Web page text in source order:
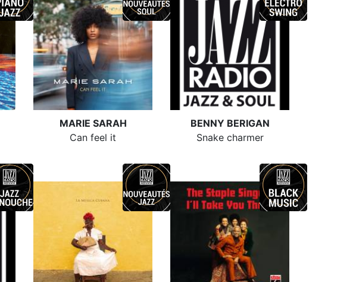
MARIE SARAH
Can feel it
BENNY BERIGAN
Snake charmer